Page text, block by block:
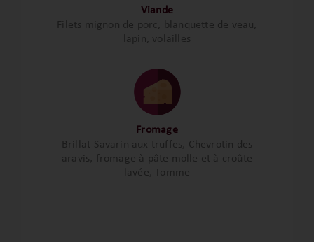
Viande
Filets mignon de porc, blanquette de veau,
lapin, volailles
Fromage
Brillat-Savarin aux truffes, Chevrotin des
aravis, fromage à pâte molle et à croûte
lavée, Tomme